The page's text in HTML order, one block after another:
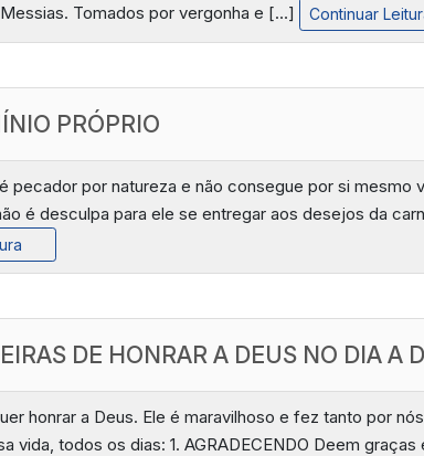
Tomados por vergonha e […]
Continuar
PRÓPRIO
pecador por natureza e não consegue por si mesmo
é desculpa para ele se entregar aos desejos da
DE HONRAR A DEUS NO DIA A
honrar a Deus. Ele é maravilhoso e fez tanto por
vida, todos os dias: 1. AGRADECENDO Deem